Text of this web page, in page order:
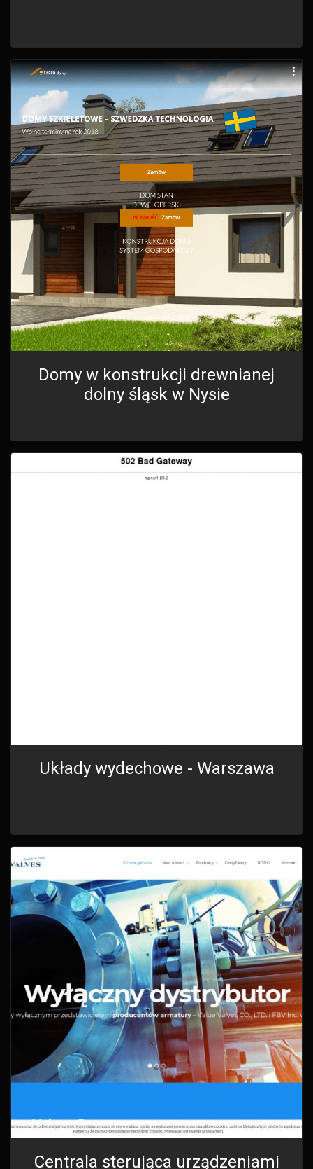
Domy w konstrukcji drewnianej
dolny śląsk w Nysie
Układy wydechowe - Warszawa
Centrala sterująca urządzeniami